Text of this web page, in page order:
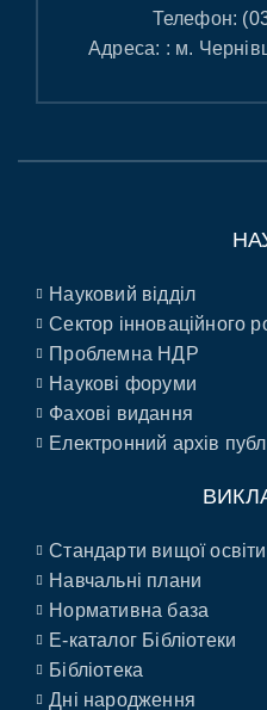
Телефон:
Адреса: : м.
Науковий відділ
Сектор інноваційного
Проблемна НДР
Наукові форуми
Фахові видання
Електронний архів
Стандарти вищої освіти
Навчальні плани
Нормативна база
E-каталог Бібліотеки
Бібліотека
Дні народження